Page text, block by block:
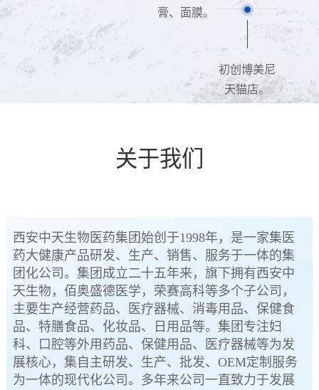
膏、面膜。
初创博美尼
天猫店。
关于我们
西安中天生物医药集团始创于1998年，是一家集医
药大健康产品研发、生产、销售、服务于一体的集
团化公司。集团成立二十五年来，旗下拥有西安中
天生物，佰奥盛德医学，荣赛高科等多个子公司，
主要生产经营药品、医疗器械、消毒用品、保健食
品、特膳食品、化妆品、日用品等。集团专注妇
科、口腔等外用药品、保健用品、医疗器械等为发
展核心，集自主研发、生产、批发、OEM定制服务
为一体的现代化公司。多年来公司一直致力于发展